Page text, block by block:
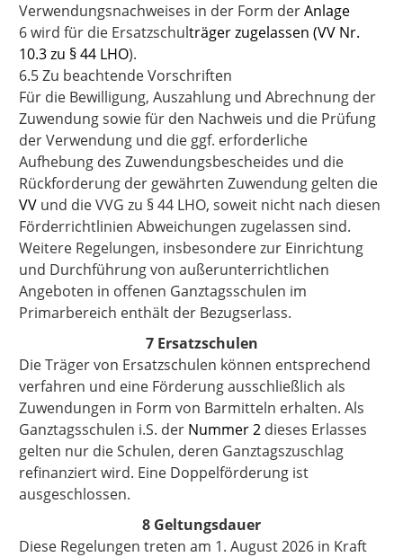
Verwendungsnachweises in der Form derAnlage
6wird für die Ersatzschulträger zugelassen (VV Nr.
10.3 zu § 44 LHO).
6.5 Zu beachtende Vorschriften
Für die Bewilligung, Auszahlung und Abrechnung der
Zuwendung sowie für den Nachweis und die Prüfung
der Verwendung und die ggf. erforderliche
Aufhebung des Zuwendungsbescheides und die
Rückforderung der gewährten Zuwendung gelten die
VV und die VVG zu § 44 LHO, soweit nicht nach diesen
Förderrichtlinien Abweichungen zugelassen sind.
Weitere Regelungen, insbesondere zur Einrichtung
und Durchführung von außerunterrichtlichen
Angeboten in offenen Ganztagsschulen im
Primarbereich enthält der Bezugserlass.
7 Ersatzschulen
Die Träger von Ersatzschulen können entsprechend
verfahren und eine Förderung ausschließlich als
Zuwendungen in Form von Barmitteln erhalten. Als
Ganztagsschulen i.S. der Nummer 2 dieses Erlasses
gelten nur die Schulen, deren Ganztagszuschlag
refinanziert wird. Eine Doppelförderung ist
ausgeschlossen.
8 Geltungsdauer
Diese Regelungen treten am 1. August 2026 in Kraft